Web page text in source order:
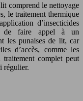
comprend le nettoyage
le traitement thermique
d’insecticides
de faire appel à un
les punaises de lit, car
d’accès, comme les
complet peut
régulier.